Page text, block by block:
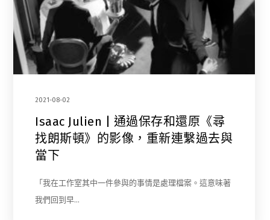
2021-08-02
Isaac Julien | 通過保存和還原《尋
找朗斯頓》的影像，重新連繫過去與
當下
「我在工作室其中一件參與的事情是處理檔案。這意味著
我們回到早…